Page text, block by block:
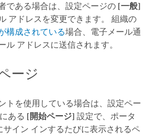
である場合は、設定ページの [一般]
アドレスを変更できます。 組織の
構成されている場合、電子メール通
ル アドレスに送信されます。
ージ
トを使用している場合は、設定ペー
ある [開始ページ] 設定で、ポータ
サイン インするたびに表示されるペ